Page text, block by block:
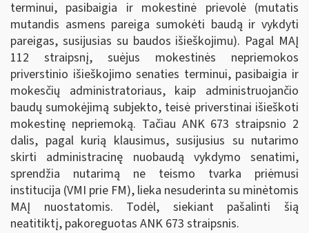
terminui, pasibaigia ir mokestinė prievolė (mutatis
mutandis asmens pareiga sumokėti baudą ir vykdyti
pareigas, susijusias su baudos išieškojimu). Pagal MAĮ
112 straipsnį, suėjus mokestinės nepriemokos
priverstinio išieškojimo senaties terminui, pasibaigia ir
mokesčių administratoriaus, kaip administruojančio
baudų sumokėjimą subjekto, teisė priverstinai išieškoti
mokestinę nepriemoką. Tačiau ANK 673 straipsnio 2
dalis, pagal kurią klausimus, susijusius su nutarimo
skirti administracinę nuobaudą vykdymo senatimi,
sprendžia nutarimą ne teismo tvarka priėmusi
institucija (VMI prie FM), lieka nesuderinta su minėtomis
MAĮ nuostatomis. Todėl, siekiant pašalinti šią
neatitiktį, pakoreguotas ANK 673 straipsnis.